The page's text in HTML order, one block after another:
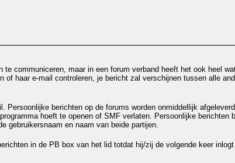
communiceren, maar in een forum verband heeft het ook heel
haar e-mail controleren, je bericht zal verschijnen tussen alle
Persoonlijke berichten op de forums worden onmiddellijk
hoeft te openen of SMF verlaten. Persoonlijke
gebruikersnaam en naam van beide partijen.
in de PB box van het lid totdat hij/zij de volgende keer